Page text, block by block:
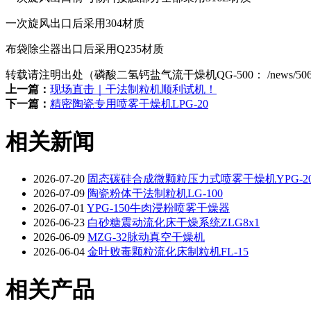
一次旋风出口后采用304材质
布袋除尘器出口后采用Q235材质
转载请注明出处（磷酸二氢钙盐气流干燥机QG-500： /news/
上一篇： 现场直击｜干法制粒机顺利试机！
下一篇： 精密陶瓷专用喷雾干燥机LPG-20
相关新闻
2026-07-20 固态碳硅合成微颗粒压力式喷雾干燥机YPG-
2026-07-09 陶瓷粉体干法制粒机LG-100
2026-07-01 YPG-150牛肉浸粉喷雾干燥器
2026-06-23 白砂糖震动流化床干燥系统ZLG8x1
2026-06-09 MZG-32脉动真空干燥机
2026-06-04 金叶败毒颗粒流化床制粒机FL-15
相关产品